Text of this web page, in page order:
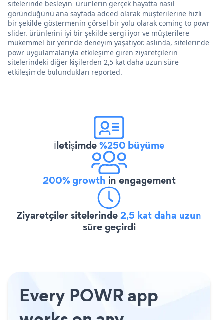
sitelerinde besleyin. ürünlerin gerçek hayatta nasıl
göründüğünü ana sayfada added olarak müşterilerine hızlı
bir şekilde göstermenin görsel bir yolu olarak coming to powr
slider. ürünlerini iyi bir şekilde sergiliyor ve müşterilere
mükemmel bir yerinde deneyim yaşatıyor. aslında, sitelerinde
powr uygulamalarıyla etkileşime giren ziyaretçilerin
sitelerindeki diğer kişilerden 2,5 kat daha uzun süre
etkileşimde bulundukları reported.
İletişimde%250 büyüme
200% growth in engagement
Ziyaretçiler sitelerinde2,5 kat daha uzun
süre geçirdi
Every POWR app